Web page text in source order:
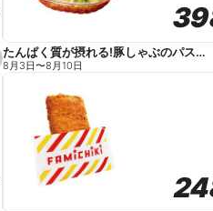
たんぱく質が摂れる!豚しゃぶのパスタサラダ
8月3日〜8月10日